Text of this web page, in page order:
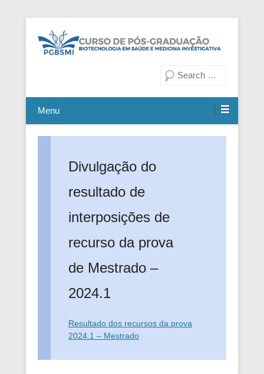
Curso de Pós-Graduação em
Medicina Investigativa
Menu
Divulgação do
resultado de
interposições de
recurso da prova
de Mestrado –
2024.1
Resultado dos recursos da prova
2024.1 – Mestrado